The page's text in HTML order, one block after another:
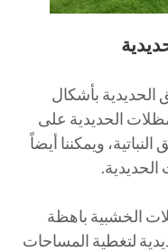
بأشكال
الحديدية على
ويمكننا أيضاً
الخشبية باهظة
لتغطية المساحات